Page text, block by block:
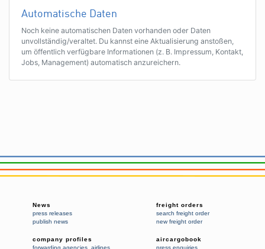
Automatische Daten
Noch keine automatischen Daten vorhanden oder Daten
unvollständig/veraltet. Du kannst eine Aktualisierung anstoßen,
um öffentlich verfügbare Informationen (z. B. Impressum, Kontakt,
Jobs, Management) automatisch anzureichern.
News
press releases
publish news
freight orders
search freight order
new freight order
company profiles
forwarding agencies airlines
aircargobook
press enquiries